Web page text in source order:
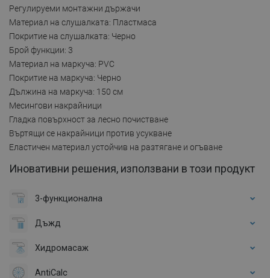
Регулируеми монтажни държачи
Материал на слушалката: Пластмаса
Покритие на слушалката: Черно
Брой функции: 3
Материал на маркуча: PVC
Покритие на маркуча: Черно
Дължина на маркуча: 150 см
Месингови накрайници
Гладка повърхност за лесно почистване
Въртящи се накрайници против усукване
Еластичен материал устойчив на разтягане и огъване
Иновативни решения, използвани в този продукт
3-функционална
Дъжд
Хидромасаж
AntiCalc